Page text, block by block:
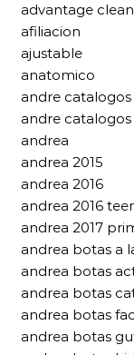
advantage
afiliacion
ajustable
anatomico
andre catalogos
andre catalogos
andrea
andrea 2015
andrea 2016
andrea 2016
andrea 2017
andrea botas a
andrea botas
andrea botas
andrea botas
andrea botas